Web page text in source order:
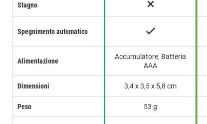
Stagno
Spegnimento automatico
Alimentazione
Dimensioni
Peso
Accumulatore, Batteria
AAA
3,4 x 3,5 x 5,8 cm
53 g